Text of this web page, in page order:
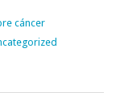
cáncer